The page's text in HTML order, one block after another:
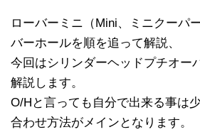
ローバーミニ（Mini、ミニクーパ
バーホールを順を追って解説、
今回はシリンダーヘッドプチオー
解説します。
O/Hと言っても自分で出来る事は
合わせ方法がメインとなります。